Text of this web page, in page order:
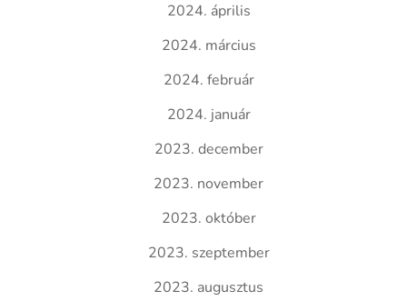
2024. április
2024. március
2024. február
2024. január
2023. december
2023. november
2023. október
2023. szeptember
2023. augusztus